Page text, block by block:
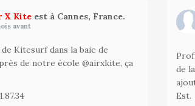
X Kite est à Cannes, France.
avant
Kitesurf dans la baie de
de notre école @airxkite, ça
de
Est.